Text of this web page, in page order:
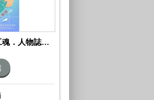
走向社會 愛不止息 「社工魂．人物誌」電子書